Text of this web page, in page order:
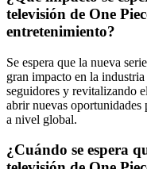
televisión de One
entretenimiento?
Se espera que la nueva
gran impacto en la
seguidores y revitalizando
abrir nuevas oportunidades
a nivel global.
¿Cuándo se espera